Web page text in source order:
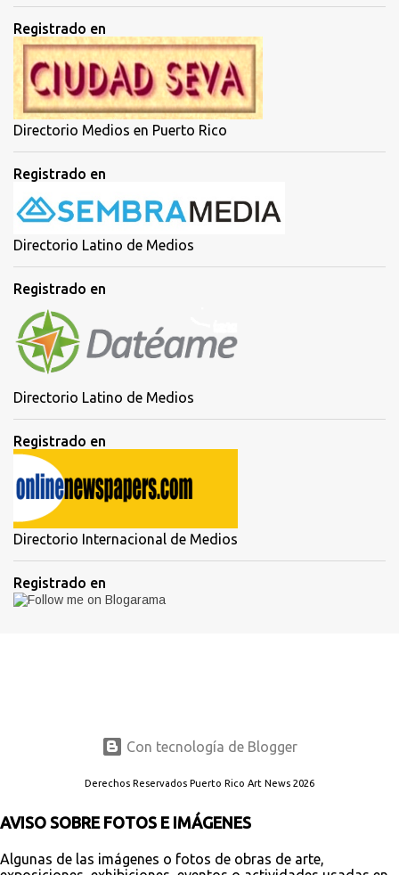
Registrado en
Directorio Medios en Puerto Rico
Registrado en
Directorio Latino de Medios
Registrado en
Directorio Latino de Medios
Registrado en
Directorio Internacional de Medios
Registrado en
Con tecnología de Blogger
Derechos Reservados Puerto Rico Art News 2026
AVISO SOBRE FOTOS E IMÁGENES
Algunas de las imágenes o fotos de obras de arte,